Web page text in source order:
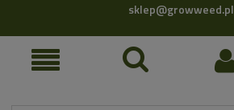
sklep@growweed.pl